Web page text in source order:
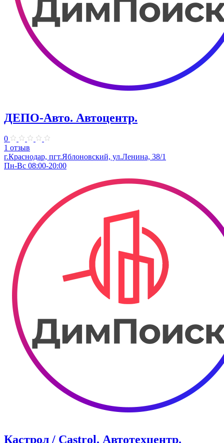
ДЕПО-Авто. Автоцентр.
0
1 отзыв
г.Краснодар, пгт.Яблоновский, ул.Ленина, 38/1
Пн-Вс 08:00-20:00
Кастрол / Castrol. Автотехцентр.